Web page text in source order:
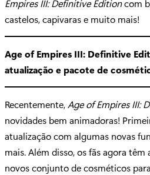
Empires III: Definitive Editioncom
castelos, capivaras e muito mais!
Age of Empires III: Definitive
atualização e pacote de
Recentemente,Age of Empires III:
novidades bem animadoras!
atualização com algumas novas
mais. Além disso, os fãs agora
novos conjunto de cosméticos